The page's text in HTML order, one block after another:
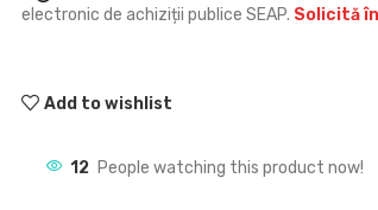
electronic de achiziții publice SEAP. Solicită în
Add to wishlist
12 People watching this product now!